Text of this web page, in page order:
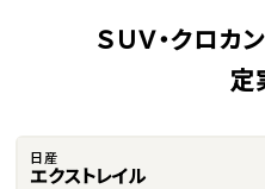
ＳＵＶ・クロ
定
日産
エクストレイル